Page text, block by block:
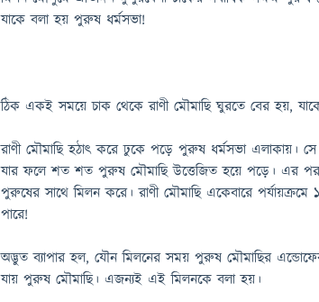
যাকে বলা হয় পুরুষ ধর্মসভা!
ঠিক একই সময়ে চাক থেকে রাণী মৌমাছি ঘুরতে বের হয়,
রাণী মৌমাছি হঠাৎ করে ঢুকে পড়ে পুরুষ ধর্মসভা এলাকায়।
যার ফলে শত শত পুরুষ মৌমাছি উত্তেজিত হয়ে পড়ে। এর
পুরুষের সাথে মিলন করে। রাণী মৌমাছি একেবারে
পারে!
অদ্ভুত ব্যাপার হল, যৌন মিলনের সময় পুরুষ মৌমাছির
যায় পুরুষ মৌমাছি। এজন্যই এই মিলনকে বলা হয়।